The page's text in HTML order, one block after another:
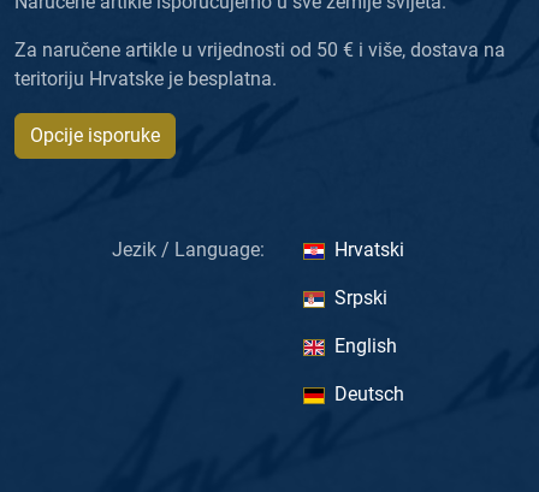
Za naručene artikle u vrijednosti od 50 € i više, dostava na
teritoriju Hrvatske je besplatna.
Opcije isporuke
Jezik / Language: Hrvatski
Srpski
English
Deutsch